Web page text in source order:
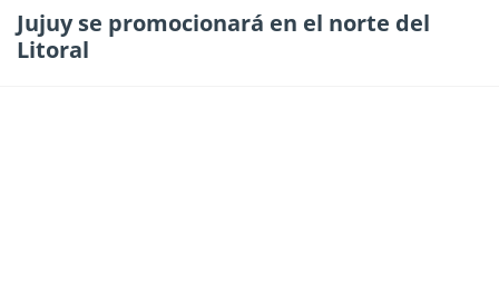
Jujuy se promocionará en el norte del
Litoral